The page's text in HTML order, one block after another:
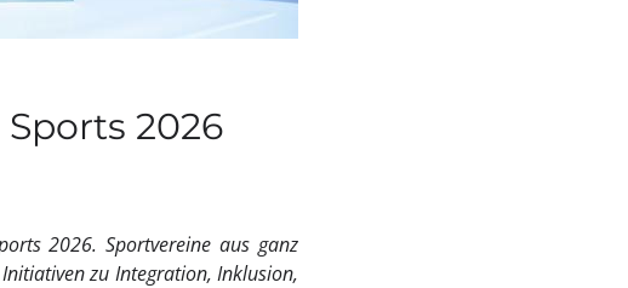
2026
2026. Sportvereine aus ganz
zu Integration, Inklusion,